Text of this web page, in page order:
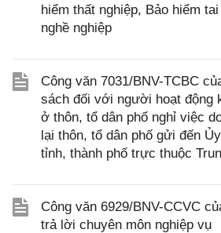
hiểm thất nghiệp, Bảo hiểm
nghề nghiệp
Công văn 7031/BNV-TCBC
sách đối với người hoạt động
ở thôn, tổ dân phố nghỉ việc
lại thôn, tổ dân phố gửi đến
tỉnh, thành phố trực thuộc
Công văn 6929/BNV-CCVC
trả lời chuyên môn nghiệp vụ